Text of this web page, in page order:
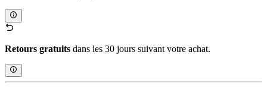
Retours gratuits dans les 30 jours suivant votre achat.